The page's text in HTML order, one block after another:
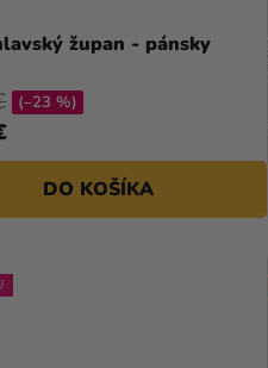
župan - pánsky
(–23 %)
DO KOŠÍKA